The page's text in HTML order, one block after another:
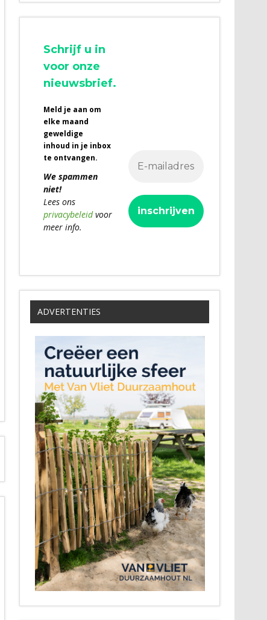
Schrijf u in
voor onze
nieuwsbrief.
Meld je aan om
elke maand
geweldige
inhoud in je inbox
te ontvangen.
We spammen
niet!
Lees ons
privacybeleidvoor
meer info.
ADVERTENTIES